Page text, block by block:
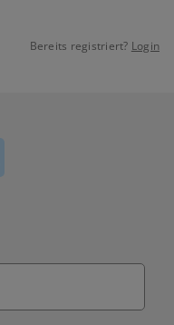
Bereits registriert? Login